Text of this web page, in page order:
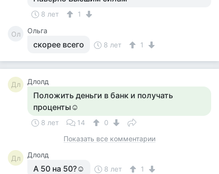
8 лет 1
Ол Ольга
скорее всего 8 лет 1
Дл Длолд
Положить деньги в банк и получать
проценты☺
8 лет 14
0
Показать все комментарии
Дл Длолд
А 50 на 50?☺ 8 лет 1